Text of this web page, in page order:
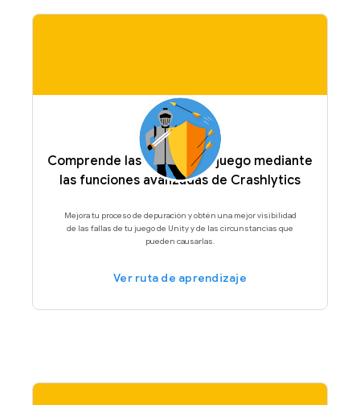
Comprende las fallas de tu juego mediante
las funciones avanzadas de Crashlytics
Mejora tu proceso de depuración y obtén una mejor visibilidad
de las fallas de tu juego de Unity y de las circunstancias que
pueden causarlas.
Ver ruta de aprendizaje